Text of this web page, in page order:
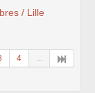
/ Lille
4 ...